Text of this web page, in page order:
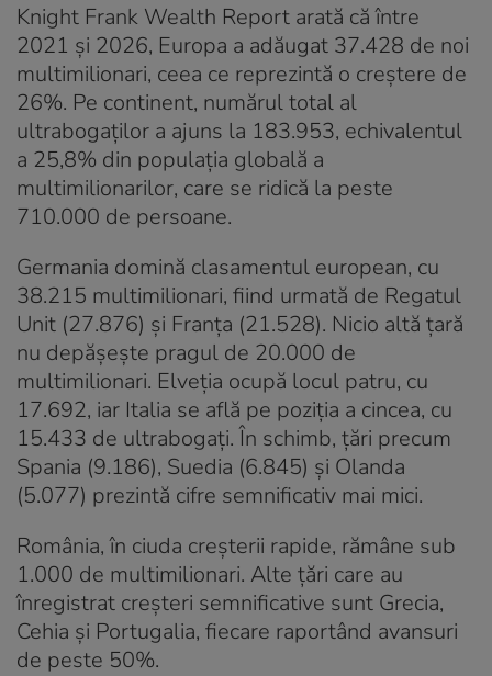
Knight Frank Wealth Report arată că între
2021 și 2026, Europa a adăugat 37.428 de noi
multimilionari, ceea ce reprezintă o creștere de
26%. Pe continent, numărul total al
ultrabogaților a ajuns la 183.953, echivalentul
a 25,8% din populația globală a
multimilionarilor, care se ridică la peste
710.000 de persoane.
Germania domină clasamentul european, cu
38.215 multimilionari, fiind urmată de Regatul
Unit (27.876) și Franța (21.528). Nicio altă țară
nu depășește pragul de 20.000 de
multimilionari. Elveția ocupă locul patru, cu
17.692, iar Italia se află pe poziția a cincea, cu
15.433 de ultrabogați. În schimb, țări precum
Spania (9.186), Suedia (6.845) și Olanda
(5.077) prezintă cifre semnificativ mai mici.
România, în ciuda creșterii rapide, rămâne sub
1.000 de multimilionari. Alte țări care au
înregistrat creșteri semnificative sunt Grecia,
Cehia și Portugalia, fiecare raportând avansuri
de peste 50%.